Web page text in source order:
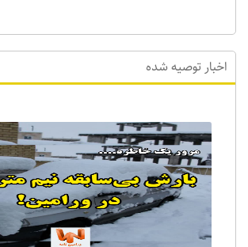
اخبار توصیه شده